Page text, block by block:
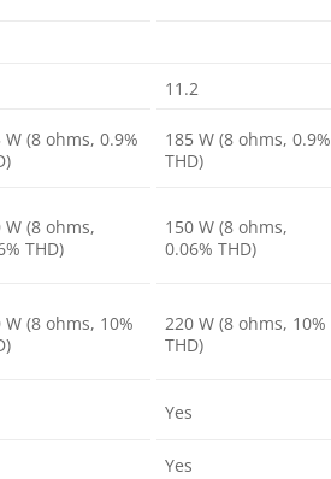
11.2
W (8 ohms, 0.9%
185 W (8 ohms, 0.9%
THD)
W (8 ohms,
THD)
150 W (8 ohms,
0.06% THD)
W (8 ohms, 10%
220 W (8 ohms, 10%
THD)
Yes
Yes